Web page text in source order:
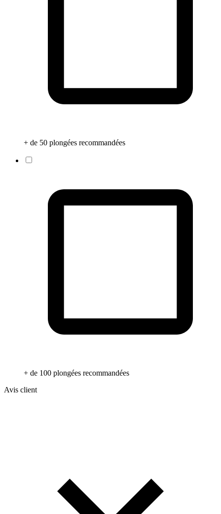
+ de 50 plongées recommandées
+ de 100 plongées recommandées
Avis client